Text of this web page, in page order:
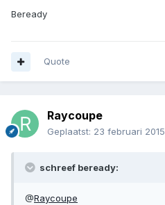
Beready
Quote
Raycoupe
Geplaatst: 23 februari 2015
schreef beready:
@Raycoupe